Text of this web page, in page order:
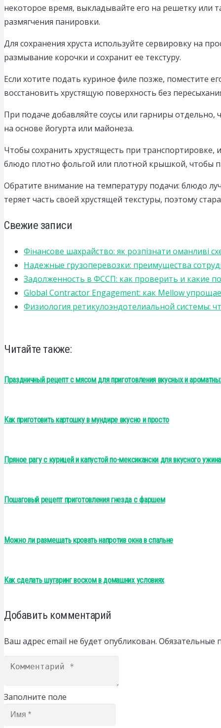
некоторое время, выкладывайте его на решетку или
размягчения панировки.
Для сохранения хруста используйте сервировку на
размывание корочки и сохранит ее текстуру.
Если хотите подать куриное филе позже, поместите
восстановить хрустящую поверхность без
При подаче добавляйте соусы или гарниры
на основе йогурта или майонеза.
Чтобы сохранить хрустящесть при
блюдо плотно фольгой или плотной крышкой, чтобы
Обратите внимание на температуру подачи: блюдо
теряет часть своей хрустящей текстуры, поэтому
Свежие записи
Фінансове шахрайство: як розпізнати оманливі
Надежные грузоперевозки: преимущества
Задолженность в ФССП: как проверить и какие
Global Contractor Engagement: как Mellow
Физиология ретикулоэндотелиальной системы:
Читайте также:
Праздничный рецепт с мясом для приготовления вкусных и
Как приготовить картошку в мундире вкусно и просто
Пряное рагу с курицей и капустой по-мексикански для вкусного ужина
Пошаговый рецепт приготовления гнезда с фаршем
Можно ли размещать кровать напротив окна в спальне
Как сделать шугаринг воском в домашних условиях
Добавить комментарий
Ваш адрес email не будет опубликован. Обязательные
Заполните поле